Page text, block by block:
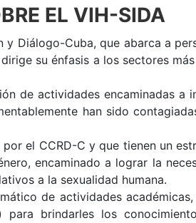
EL VIH-SIDA
Diálogo-Cuba, que abarca a
su énfasis a los sectores
de actividades encaminadas a
han sido
el CCRD-C y que tienen un
encaminado a lograr la
a la sexualidad humana.
de actividades
brindarles los